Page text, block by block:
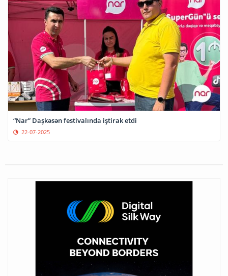
“Nar” Daşkəsən festivalında iştirak etdi
22-07-2025